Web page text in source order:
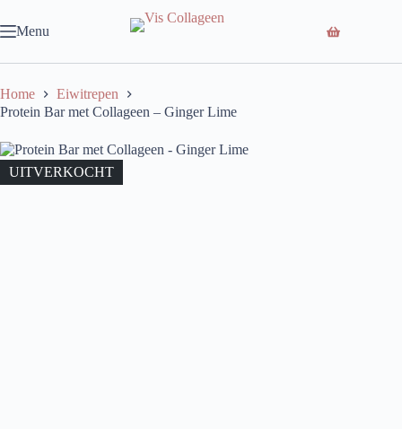
naar
de
Menu
Home
Eiwitrepen
Protein Bar met Collageen – Ginger Lime
UITVERKOCHT